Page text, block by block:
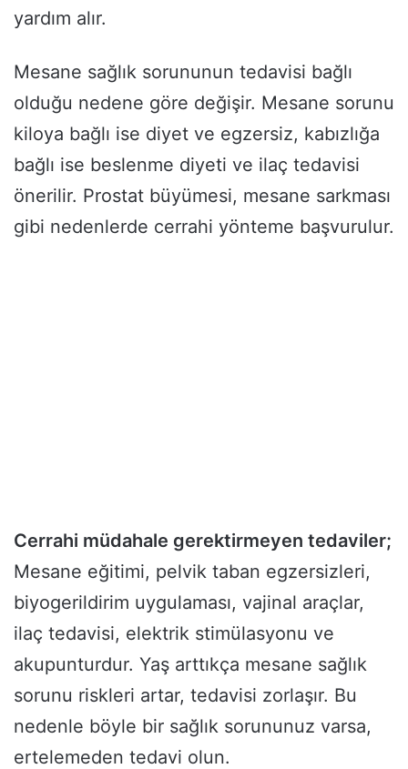
yardım alır.
Mesane sağlık sorununun tedavisi bağlı
olduğu nedene göre değişir. Mesane sorunu
kiloya bağlı ise diyet ve egzersiz, kabızlığa
bağlı ise beslenme diyeti ve ilaç tedavisi
önerilir. Prostat büyümesi, mesane sarkması
gibi nedenlerde cerrahi yönteme başvurulur.
Cerrahi müdahale gerektirmeyen tedaviler;
Mesane eğitimi, pelvik taban egzersizleri,
biyogerildirim uygulaması, vajinal araçlar,
ilaç tedavisi, elektrik stimülasyonu ve
akupunturdur. Yaş arttıkça mesane sağlık
sorunu riskleri artar, tedavisi zorlaşır. Bu
nedenle böyle bir sağlık sorununuz varsa,
ertelemeden tedavi olun.